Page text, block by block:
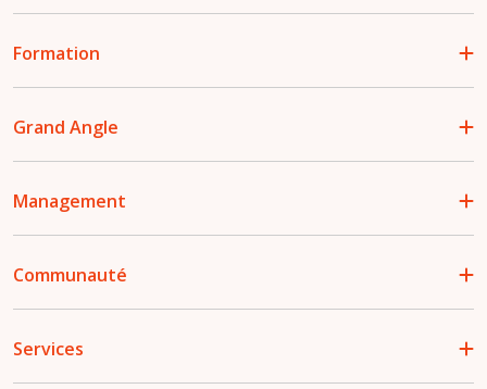
Formation
Grand Angle
Management
Communauté
Services